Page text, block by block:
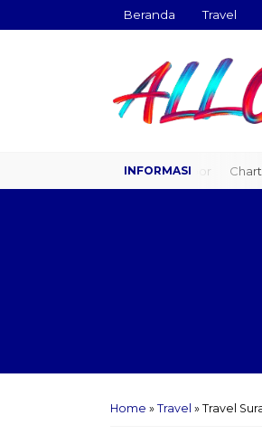
Beranda Travel
Travel Door to Door Charter Drop
Home » Travel » Travel